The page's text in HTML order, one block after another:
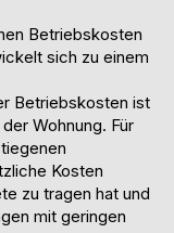
Betriebskosten
sich zu einem
Betriebskosten ist
Wohnung. Für
Kosten
zu tragen hat und
mit geringen